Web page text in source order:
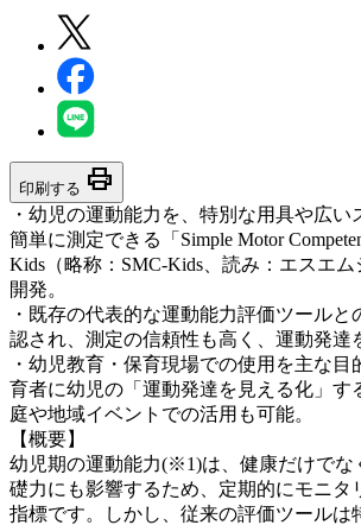
印刷する print
・幼児の運動能力を、特別な用具や広い
簡単に測定できる「Simple Motor
Kids（略称：SMC-Kids、読み：エスエ
開発。
・既存の代表的な運動能力評価ツールと
認され、測定の信頼性も高く、運動発達
・幼児教育・保育現場での使用を主な目
育者に幼児の「運動発達を見える化」す
庭や地域イベントでの活用も可能。
【概要】
幼児期の運動能力(※1)は、健康だけでな
礎力にも影響するため、定期的にモニタ
指標です。しかし、従来の評価ツールは